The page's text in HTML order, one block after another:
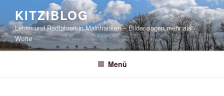
springen
KITZIBLOG
Leben und Radfahren in Mainfranken – Bilder sagen mehr als
Worte
Menü